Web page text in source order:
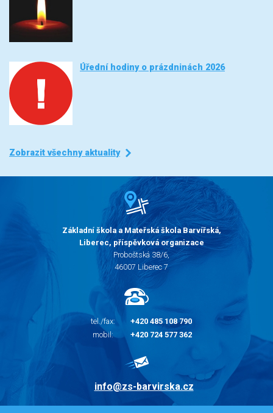
Úřední hodiny o prázdninách 2026
Zobrazit všechny aktuality
Základní škola a Mateřská škola Barvířská,
Liberec, příspěvková organizace
Proboštská 38/6,
46007 Liberec 7
tel./fax:
+420 485 108 790
mobil:
+420 724 577 362
info@zs-barvirska.cz